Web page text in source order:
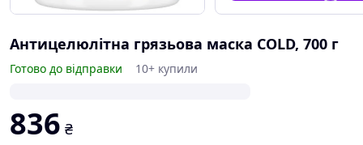
Антицелюлітна грязьова маска COLD, 700 г
Готово до відправки 10+ купили
836 ₴